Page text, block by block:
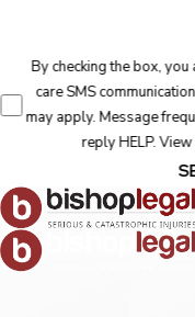
By checking the box,
care SMS
may apply. Message
reply